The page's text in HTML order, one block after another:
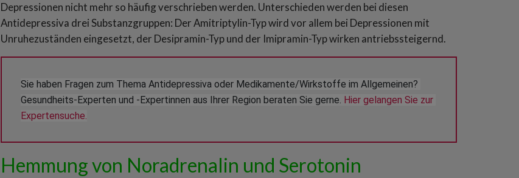
Depressionen nicht mehr so häufig verschrieben werden. Unterschieden werden bei diesen
Antidepressiva drei Substanzgruppen: Der Amitriptylin-Typ wird vor allem bei Depressionen mit
Unruhezuständen eingesetzt, der Desipramin-Typ und der Imipramin-Typ wirken antriebssteigernd.
Sie haben Fragen zum Thema Antidepressiva oder Medikamente/Wirkstoffe im Allgemeinen?
Gesundheits-Experten und -Expertinnen aus Ihrer Region beraten Sie gerne. Hier gelangen Sie zur
Expertensuche.
Hemmung von Noradrenalin und Serotonin